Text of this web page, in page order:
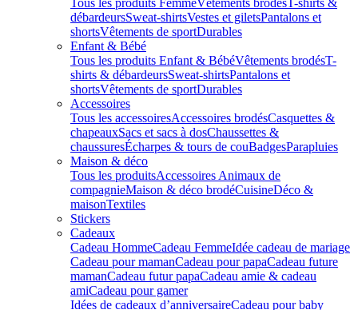
Tous les produits FemmeVêtements brodésT-shirts &
débardeursSweat-shirtsVestes et giletsPantalons et
shortsVêtements de sportDurables
Enfant & Bébé
Tous les produits Enfant & BébéVêtements brodésT-
shirts & débardeursSweat-shirtsPantalons et
shortsVêtements de sportDurables
Accessoires
Tous les accessoiresAccessoires brodésCasquettes &
chapeauxSacs et sacs à dosChaussettes &
chaussuresÉcharpes & tours de couBadgesParapluies
Maison & déco
Tous les produitsAccessoires Animaux de
compagnieMaison & déco brodéCuisineDéco &
maisonTextiles
Stickers
Cadeaux
Cadeau HommeCadeau FemmeIdée cadeau de mariage​
Cadeau pour mamanCadeau pour papaCadeau future
mamanCadeau futur papaCadeau amie & cadeau
amiCadeau pour gamer
Idées de cadeaux d’anniversaireCadeau pour baby